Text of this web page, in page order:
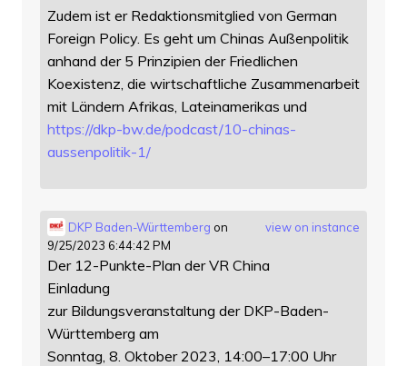
Zudem ist er Redaktionsmitglied von German
Foreign Policy. Es geht um Chinas Außenpolitik
anhand der 5 Prinzipien der Friedlichen
Koexistenz, die wirtschaftliche Zusammenarbeit
mit Ländern Afrikas, Lateinamerikas und
https://dkp-bw.de/podcast/10-chinas-
aussenpolitik-1/
view on instance
DKP Baden-Württemberg on
9/25/2023 6:44:42 PM
Der 12-Punkte-Plan der VR China
Einladung
zur Bildungsveranstaltung der DKP-Baden-
Württemberg am
Sonntag, 8. Oktober 2023, 14:00–17:00 Uhr